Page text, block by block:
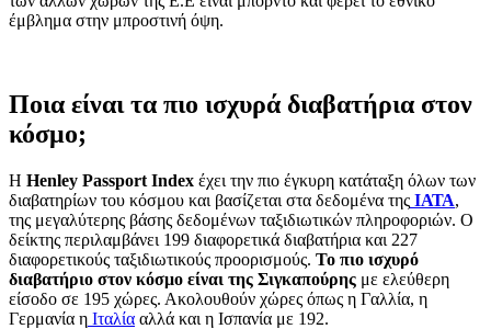
έμβλημα στην μπροστινή όψη.
Ποια είναι τα πιο ισχυρά διαβατήρια στον
κόσμο;
Η Henley Passport Index έχει την πιο έγκυρη κατάταξη όλων των
διαβατηρίων του κόσμου και βασίζεται στα δεδομένα της ΙΑΤΑ,
της μεγαλύτερης βάσης δεδομένων ταξιδιωτικών πληροφοριών. Ο
δείκτης περιλαμβάνει 199 διαφορετικά διαβατήρια και 227
διαφορετικούς ταξιδιωτικούς προορισμούς. Το πιο ισχυρό
διαβατήριο στον κόσμο είναι της Σιγκαπούρης με ελεύθερη
είσοδο σε 195 χώρες. Ακολουθούν χώρες όπως η Γαλλία, η
Γερμανία η Ιταλία αλλά και η Ισπανία με 192.